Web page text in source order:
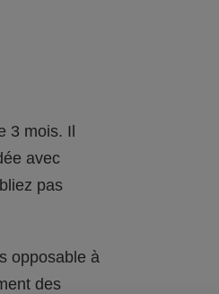
3 mois. Il
avec
pas
opposable à
des